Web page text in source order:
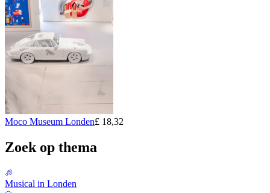
Moco Museum Londen£ 18,32
Zoek op thema
Musical in Londen